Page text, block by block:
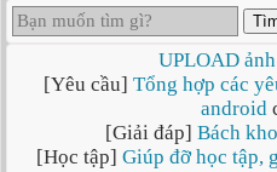
UPLOAD
[Yêu cầu] Tổng hợp các
android
[Giải đáp] Bách
[Học tập] Giúp đỡ học tập,